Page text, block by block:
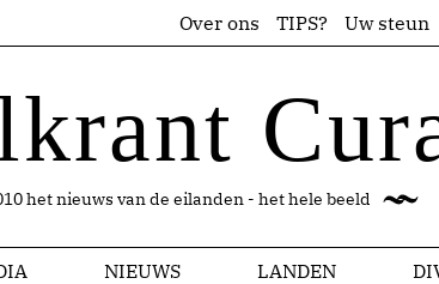
Over ons TIPS? Uw steun
het nieuws van de eilanden - het hele beeld
NIEUWS LANDEN